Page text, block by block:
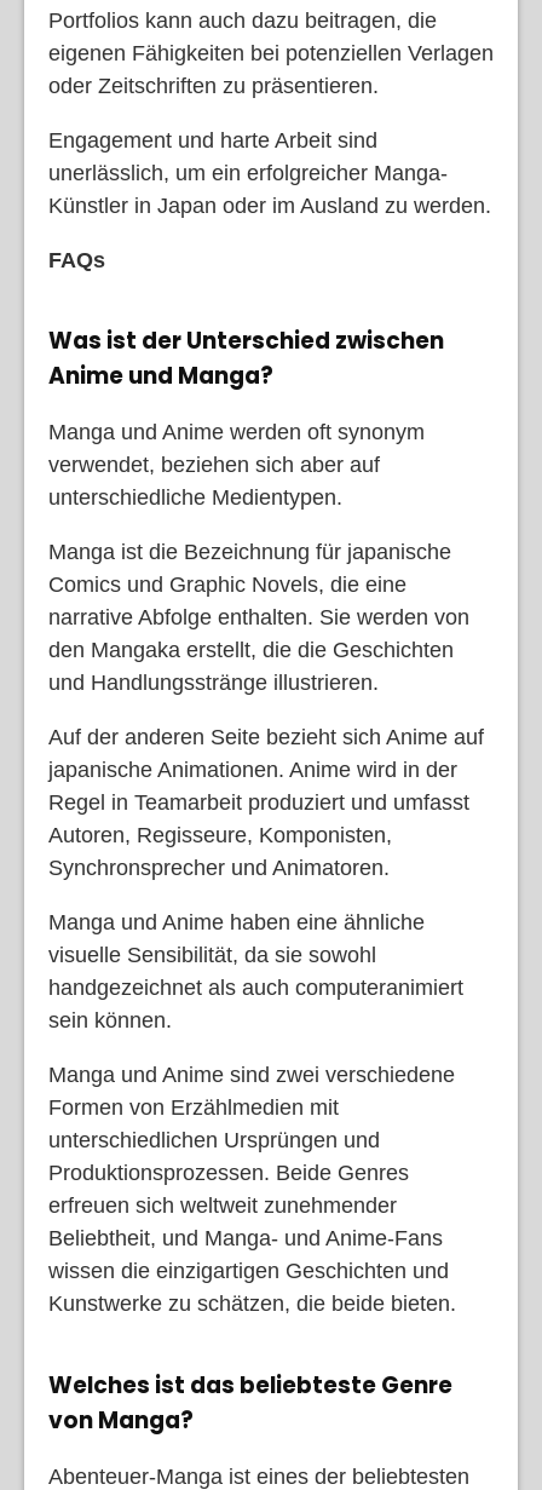
Portfolios kann auch dazu beitragen, die
eigenen Fähigkeiten bei potenziellen Verlagen
oder Zeitschriften zu präsentieren.
Engagement und harte Arbeit sind
unerlässlich, um ein erfolgreicher Manga-
Künstler in Japan oder im Ausland zu werden.
FAQs
Was ist der Unterschied zwischen
Anime und Manga?
Manga und Anime werden oft synonym
verwendet, beziehen sich aber auf
unterschiedliche Medientypen.
Manga ist die Bezeichnung für japanische
Comics und Graphic Novels, die eine
narrative Abfolge enthalten. Sie werden von
den Mangaka erstellt, die die Geschichten
und Handlungsstränge illustrieren.
Auf der anderen Seite bezieht sich Anime auf
japanische Animationen. Anime wird in der
Regel in Teamarbeit produziert und umfasst
Autoren, Regisseure, Komponisten,
Synchronsprecher und Animatoren.
Manga und Anime haben eine ähnliche
visuelle Sensibilität, da sie sowohl
handgezeichnet als auch computeranimiert
sein können.
Manga und Anime sind zwei verschiedene
Formen von Erzählmedien mit
unterschiedlichen Ursprüngen und
Produktionsprozessen. Beide Genres
erfreuen sich weltweit zunehmender
Beliebtheit, und Manga- und Anime-Fans
wissen die einzigartigen Geschichten und
Kunstwerke zu schätzen, die beide bieten.
Welches ist das beliebteste Genre
von Manga?
Abenteuer-Manga ist eines der beliebtesten